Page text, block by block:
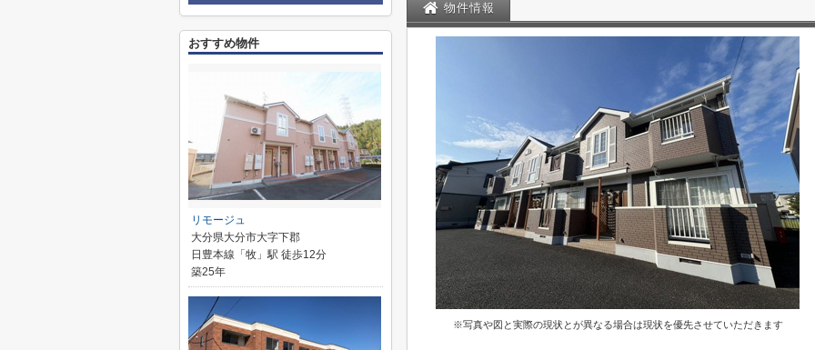
物件情報
※写真や図と実際の現状とが異なる場合は現状を優先させていただきます
おすすめ物件
リモージュ
大分県大分市大字下郡
日豊本線「牧」駅 徒歩12分
築25年